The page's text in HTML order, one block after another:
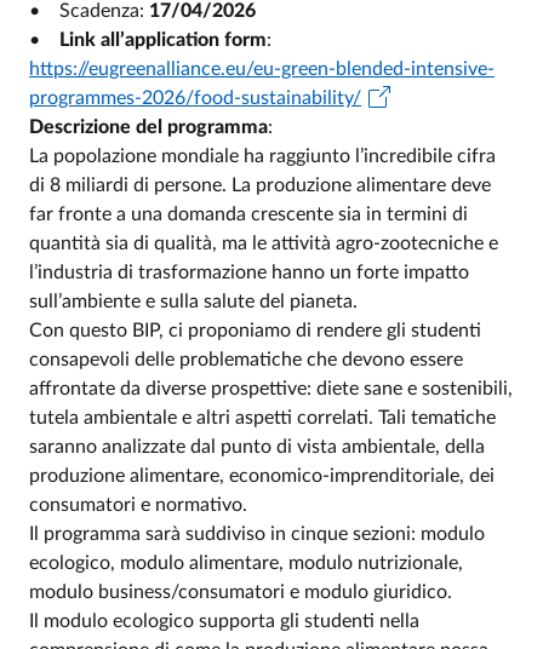
• Scadenza: 17/04/2026
•
Link all’application form:
https://eugreenalliance.eu/eu-green-blended-intensive-
programmes-2026/food-sustainability/
Descrizione del programma:
La popolazione mondiale ha raggiunto l’incredibile cifra
di 8 miliardi di persone. La produzione alimentare deve
far fronte a una domanda crescente sia in termini di
quantità sia di qualità, ma le attività agro-zootecniche e
l’industria di trasformazione hanno un forte impatto
sull’ambiente e sulla salute del pianeta.
Con questo BIP, ci proponiamo di rendere gli studenti
consapevoli delle problematiche che devono essere
affrontate da diverse prospettive: diete sane e sostenibili,
tutela ambientale e altri aspetti correlati. Tali tematiche
saranno analizzate dal punto di vista ambientale, della
produzione alimentare, economico-imprenditoriale, dei
consumatori e normativo.
Il programma sarà suddiviso in cinque sezioni: modulo
ecologico, modulo alimentare, modulo nutrizionale,
modulo business/consumatori e modulo giuridico.
Il modulo ecologico supporta gli studenti nella